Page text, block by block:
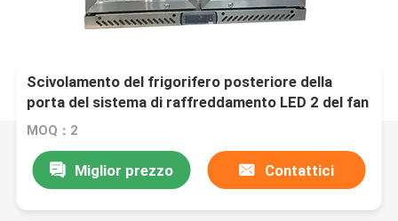
Scivolamento del frigorifero posteriore della
porta del sistema di raffreddamento LED 2 del fan
del dispositivo di raffreddamento di Antivari della
MOQ：2
Miglior prezzo Contattici